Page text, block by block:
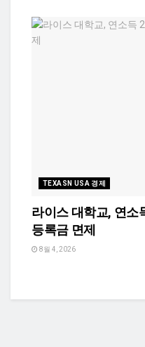
TEXASN USA 경제
라이스 대학교, 연소
등록금 면제
8월 4, 2026